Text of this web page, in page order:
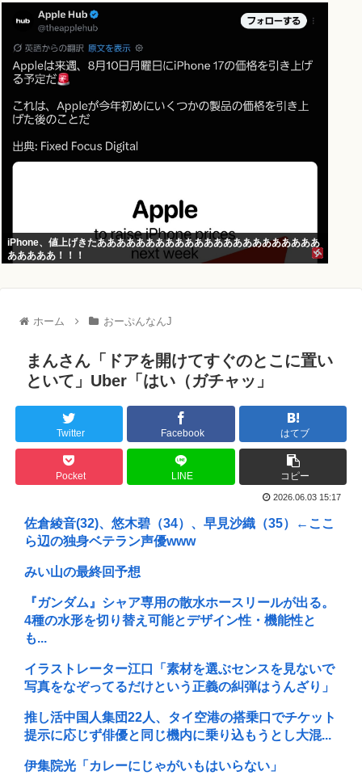
iPhone、値上げきたあああああああああああああああああああああああ
あああああ！！！
ホーム おーぷんなんJ
まんさん「ドアを開けてすぐのとこに置い
といて」Uber「はい（ガチャッ」
Twitter Facebook はてブ
Pocket LINE コピー
2026.06.03 15:17
佐倉綾音(32)、悠木碧（34）、早見沙織（35）←ここ
ら辺の独身ベテラン声優www
みい山の最終回予想
『ガンダム』シャア専用の散水ホースリールが出る。
4種の水形を切り替え可能とデザイン性・機能性と
も...
イラストレーター江口「素材を選ぶセンスを見ないで
写真をなぞってるだけという正義の糾弾はうんざり」
推し活中国人集団22人、タイ空港の搭乗口でチケット
提示に応じず俳優と同じ機内に乗り込もうとし大混...
伊集院光「カレーにじゃがいもはいらない」